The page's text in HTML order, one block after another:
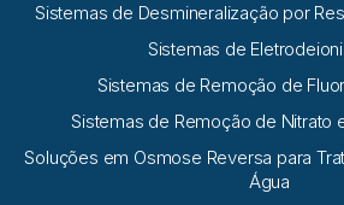
Sistemas de Desmineralização por
Sistemas de
Sistemas de Remoção de
Sistemas de Remoção de Nitrato
Soluções em Osmose Reversa para
Água